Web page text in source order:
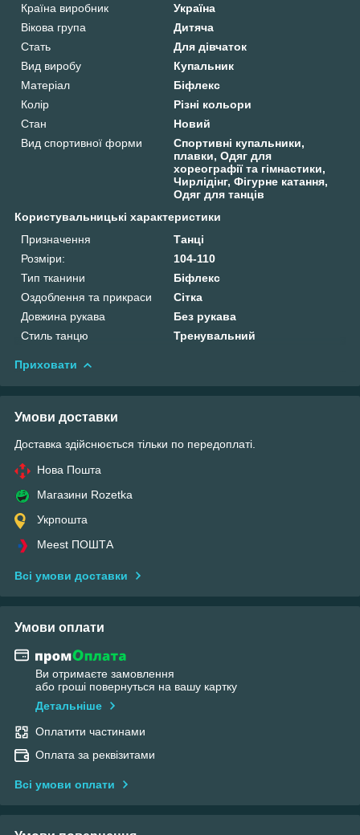
Країна виробник
Україна
Вікова група
Дитяча
Стать
Для дівчаток
Вид виробу
Купальник
Матеріал
Біфлекс
Колір
Різні кольори
Стан
Новий
Вид спортивної форми
Спортивні купальники,
плавки, Одяг для
хореографії та гімнастики,
Чирлідінг, Фігурне катання,
Одяг для танців
Користувальницькі характеристики
Призначення
Танці
Розміри:
104-110
Тип тканини
Біфлекс
Оздоблення та прикраси
Сітка
Довжина рукава
Без рукава
Стиль танцю
Тренувальний
Приховати
Умови доставки
Доставка здійснюється тільки по передоплаті.
Нова Пошта
Магазини Rozetka
Укрпошта
Meest ПОШТА
Всі умови доставки
Умови оплати
Ви отримаєте замовлення
або гроші повернуться на вашу картку
Детальніше
Оплатити частинами
Оплата за реквізитами
Всі умови оплати